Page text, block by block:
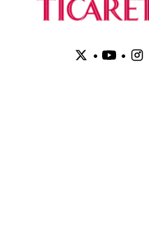
• •